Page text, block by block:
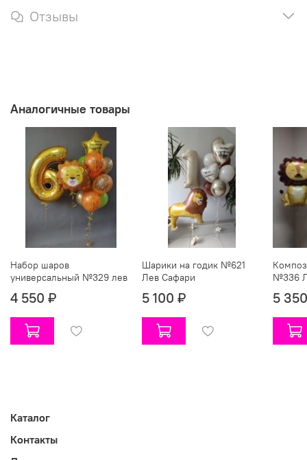
Отзывы
Аналогичные товары
Набор шаров
универсальный №329 лев
4 550 ₽
Шарики на годик №621
Лев Сафари
5 100 ₽
№336
5
Каталог
Контакты